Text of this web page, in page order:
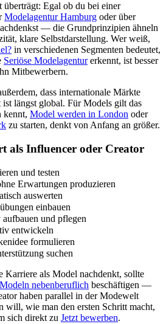
Egal ob du bei einer
Modelagentur Hamburg oder über
— die Grundprinzipien ähneln
klare Selbstdarstellung. Wer weiß,
in verschiedenen Segmenten bedeutet,
Seriöse Modelagenturerkennt, ist besser
Mitbewerbern.
dass internationale Märkte
längst global. Für Models gilt das
kennt, Model werden in London oder
zu starten, denkt von Anfang an größer.
als Influencer oder Creator
und testen
Erwartungen produzieren
auswerten
einbauen
und pflegen
entwickeln
formulieren
suchen
Karriere als Model nachdenkt, sollte
Modeln nebenberuflich beschäftigen —
haben parallel in der Modewelt
will, wie man den ersten Schritt macht,
sich direkt zu Jetzt bewerben.